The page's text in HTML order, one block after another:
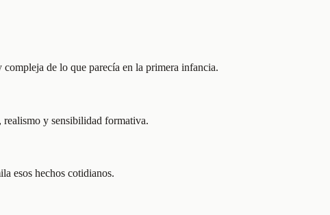
de lo que parecía en la primera infancia.
realismo y sensibilidad formativa.
esos hechos cotidianos.